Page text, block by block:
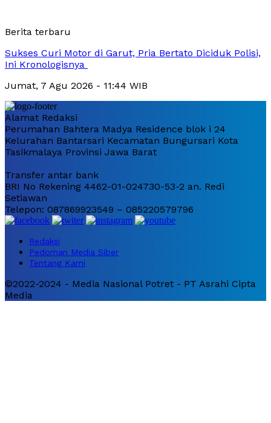
Berita terbaru
Sukses Curi Motor di Garut, Pria Bertato Diciduk Polisi,
Ini Kronologisnya
Jumat, 7 Agu 2026 - 11:44 WIB
Alamat Redaksi
Perumahan Bahtera Madya Residence blok i 24
Kelurahan Bantarsari Kecamatan Bungursari Kota
Tasikmalaya Provinsi Jawa Barat
Transfer antar bank
BRI No Rekening 4462-01-024730-53-2 an. Redi
Setiawan
Telepon: 087869923549 – 085220579796
Redaksi
Pedoman Media Siber
Tentang Kami
©2022-2024 - Media Nasional Potret - PT Asrahi Cipta
Media